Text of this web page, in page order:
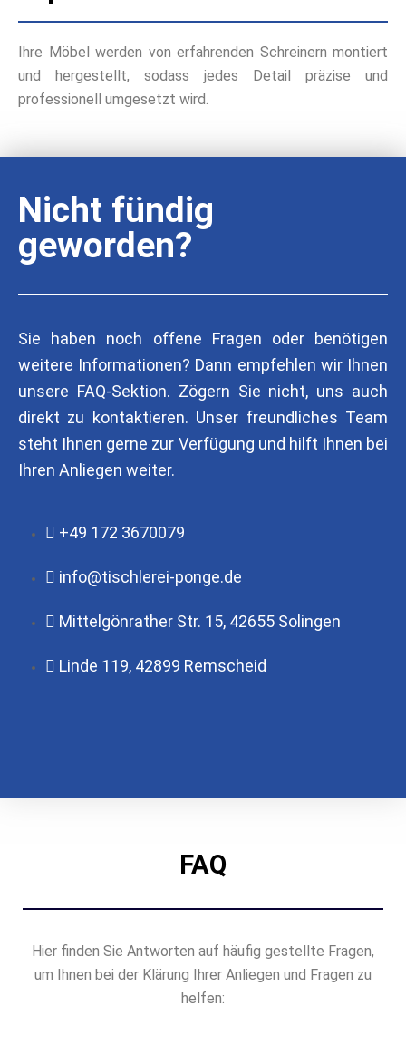
Ihre Möbel werden von erfahrenden Schreinern montiert
und hergestellt, sodass jedes Detail präzise und
professionell umgesetzt wird.
Nicht fündig
geworden?
Sie haben noch offene Fragen oder benötigen
weitere Informationen? Dann empfehlen wir Ihnen
unsere FAQ-Sektion. Zögern Sie nicht, uns auch
direkt zu kontaktieren. Unser freundliches Team
steht Ihnen gerne zur Verfügung und hilft Ihnen bei
Ihren Anliegen weiter.
+49 172 3670079
info@tischlerei-ponge.de
Mittelgönrather Str. 15, 42655 Solingen
Linde 119, 42899 Remscheid
FAQ
Hier finden Sie Antworten auf häufig gestellte Fragen,
um Ihnen bei der Klärung Ihrer Anliegen und Fragen zu
helfen: